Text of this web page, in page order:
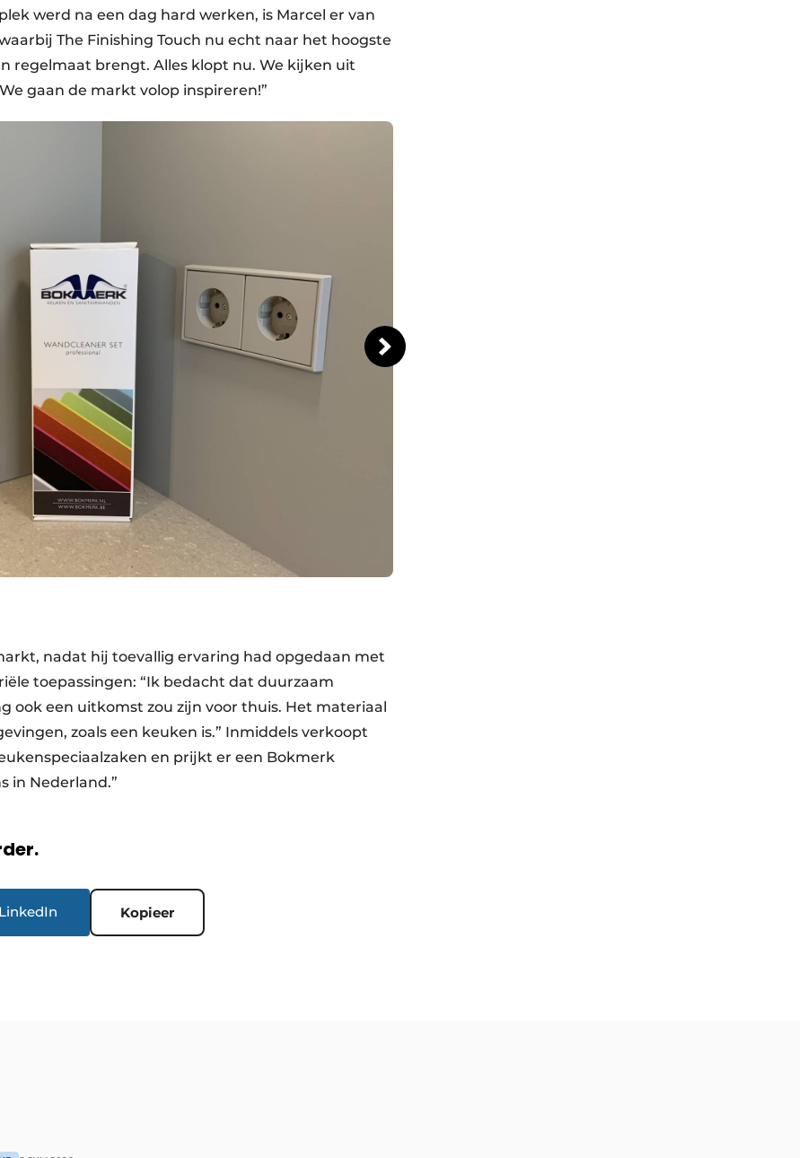
werd na een dag hard werken, is Marcel er van
The Finishing Touch nu echt naar het hoogste
regelmaat brengt. Alles klopt nu. We kijken uit
gaan de markt volop inspireren!”
nadat hij toevallig ervaring had opgedaan met
toepassingen: “Ik bedacht dat duurzaam
ook een uitkomst zou zijn voor thuis. Het materiaal
zoals een keuken is.” Inmiddels verkoopt
en prijkt er een Bokmerk
in Nederland.”
LinkedIn Kopieer